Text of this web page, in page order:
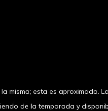
misma; esta es aproximada. La
de la temporada y